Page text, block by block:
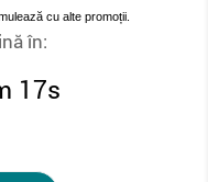
cu alte promoții.
în:
16s